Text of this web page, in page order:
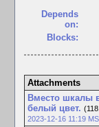
Depends
on:
Blocks:
Attachments
Вместо шкалы
белый цвет.
2023-12-16 11:19